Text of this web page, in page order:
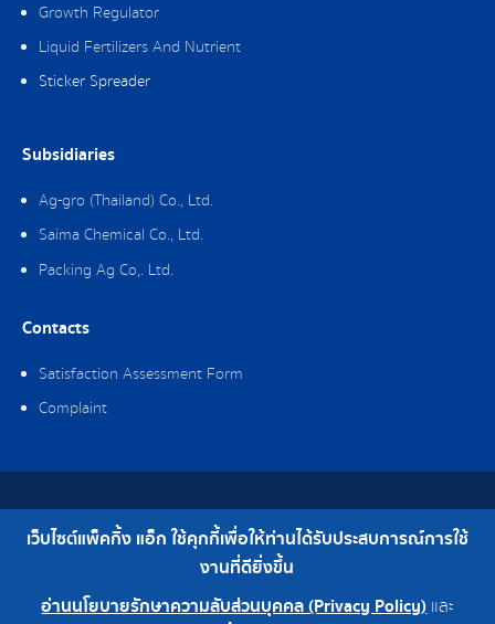
Growth Regulator
Liquid Fertilizers And Nutrient
Sticker Spreader
Subsidiaries
Ag-gro (Thailand) Co., Ltd.
Saima Chemical Co., Ltd.
Packing Ag Co,. Ltd.
Contacts
Satisfaction Assessment Form
Complaint
Copyright © 2019 Packing Ag Co,. Ltd. All Rights Reserved.
Telephone : 0-2308-2102 | Fax : 0-2308-2487
เว็บไซต์แพ็คกิ้ง แอ็ก ใช้คุกกี้เพื่อให้ท่านได้รับประสบการณ์การใช้
งานที่ดียิ่งขึ้น
อ่านนโยบายรักษาความลับส่วนบุคคล (Privacy Policy) และ
0-2308-2102